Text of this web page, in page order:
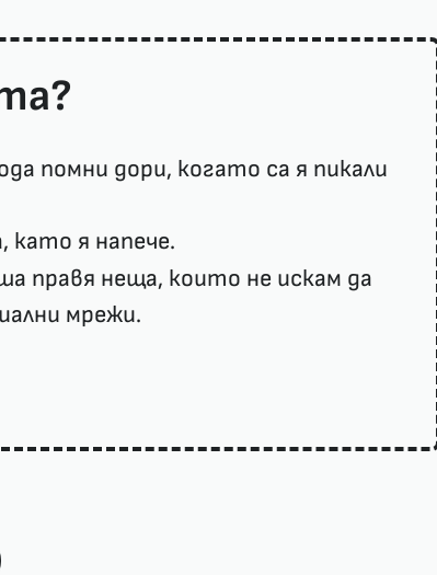
помни дори, когато са я пикали
като я напече.
правя неща, които не искам да
мрежи.